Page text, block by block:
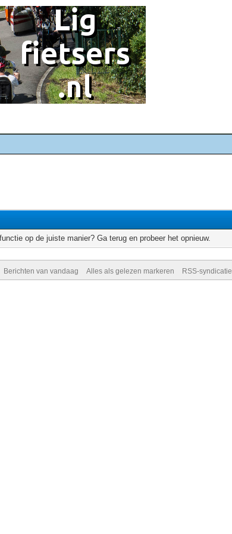
op de juiste manier? Ga terug en probeer het opnieuw.
Berichten van vandaag Alles als gelezen markeren RSS-syndicatie